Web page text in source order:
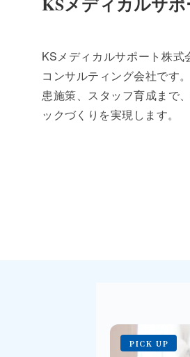
KSメディカルサポート株式
コンサルティング会社です
患施策、スタッフ育成まで
ックづくりを実現します。
PICK UP